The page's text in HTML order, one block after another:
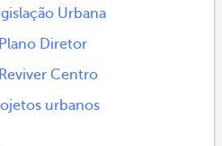
Urbana
Diretor
Centro
urbanos